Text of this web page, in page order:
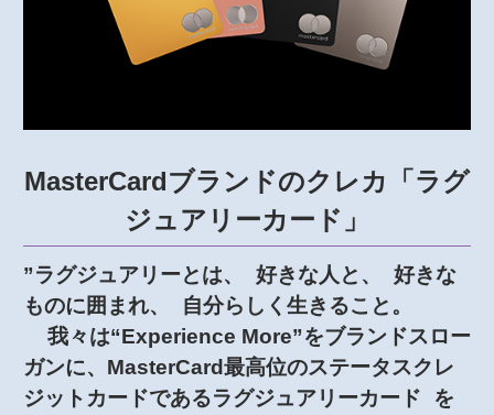
MasterCardブランドのクレカ「ラグ
ジュアリーカード」
”ラグジュアリーとは、 好きな⼈と、 好きな
ものに囲まれ、 ⾃分らしく⽣きること。
我々は“Experience More”をブランドスロー
ガンに、MasterCard最高位のステータスクレ
ジットカードであるラグジュアリーカード を